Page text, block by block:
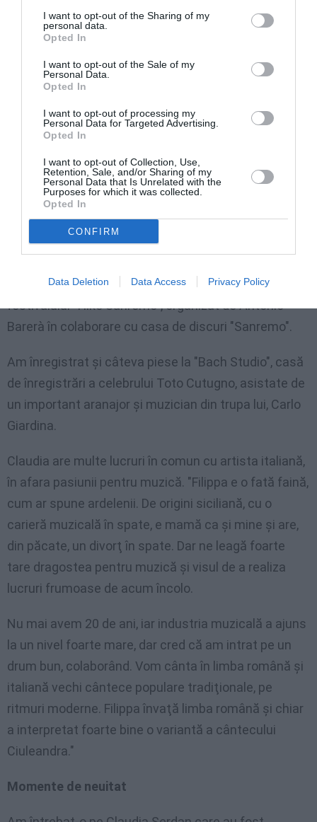
I want to opt-out of the Sharing of my
personal data.
Opted In
I want to opt-out of the Sale of my
Personal Data.
Opted In
I want to opt-out of processing my
Personal Data for Targeted Advertising.
Opted In
I want to opt-out of Collection, Use,
Retention, Sale, and/or Sharing of my
Personal Data that Is Unrelated with the
Purposes for which it was collected.
Opted In
CONFIRM
Data Deletion Data Access Privacy Policy
că am participat la câteva spectacole organizate de
către comunitatea românească din Italia, la invitaţia
Prietenia cu Filippa
"De curând, în luna ianuarie a acestui an, fotograful
de moda Beppe Bisceglia mi-a prezentat o
cântăreaţă italiană, Filippa Casulo, cu care m-am
împrietenit imediat. După câteva zile de la întâlnirea
noastră m-a sunat şi mi-a propus să cântăm
am fost invitatăde onoare la prima ediţie a
festivalului "I like Sanremo", organizat de Antonio
Barerà în colaborare cu casa de discuri "Sanremo".
Am înregistrat şi câteva piese la "Bach Studio", casă
de înregistrări a celebrului Toto Cutugno, asistate de
un important aranajor şi muzician din trupa lui, Carlo
Giardina.
Claudia are multe lucruri în comun cu artista italiană,
în afara pasiunii pentru muzică. "Filippa e o fată faină,
cum ar spune ardelenii. De origini siciliană, cu o
carieră muzicală în spate, e mamă ca şi mine şi are,
din păcate, un divorţ în spate. Dar ne leagă foarte
tare dragostea pentru muzică şi visul de a realiza
lucruri frumoase de acum încolo.
Nu mai avem 20 de ani, iar industria muzicală a ajuns
la un nivel foarte mare, dar cred că am intrat pe un
drum bun, colaborând. Vom cânta în limba română şi
italiană vechi cântece populare tradiţionale, pe
ritmuri moderne. Filippa învaţă limba română şi chiar
a interpretat foarte bine o variantă a cântecului
Ciuleandra."
Momente de neuitat